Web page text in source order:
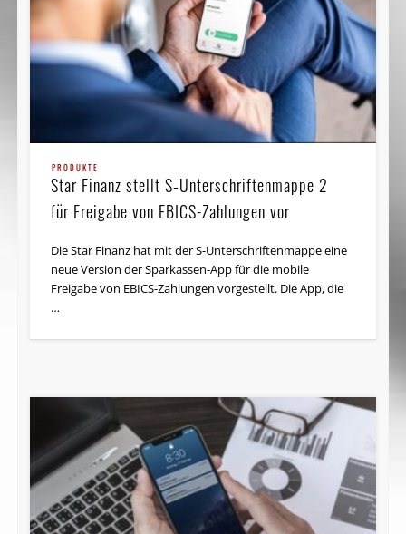
PRODUKTE
Star Finanz stellt S‑Unterschriftenmappe 2
für Freigabe von EBICS-Zahlungen vor
Die Star Finanz hat mit der S-Unterschriftenmappe eine
neue Version der Sparkassen-App für die mobile
Freigabe von EBICS-Zahlungen vorgestellt. Die App, die
…